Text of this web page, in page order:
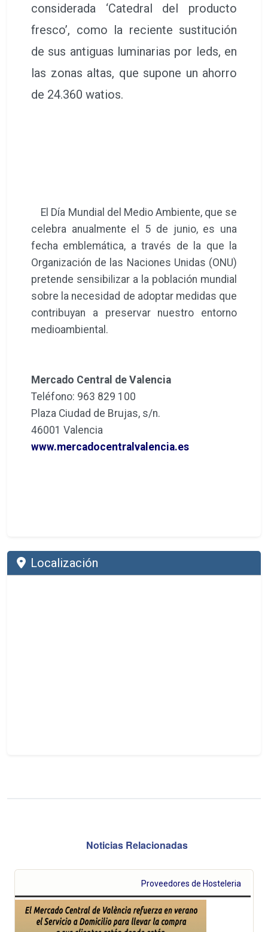
considerada ‘Catedral del producto
fresco’, como la reciente sustitución
de sus antiguas luminarias por leds, en
las zonas altas, que supone un ahorro
de 24.360 watios.
El Día Mundial del Medio Ambiente, que se
celebra anualmente el 5 de junio, es una
fecha emblemática, a través de la que la
Organización de las Naciones Unidas (ONU)
pretende sensibilizar a la población mundial
sobre la necesidad de adoptar medidas que
contribuyan a preservar nuestro entorno
medioambiental.
Mercado Central de Valencia
Teléfono: 963 829 100
Plaza Ciudad de Brujas, s/n.
46001 Valencia
www.mercadocentralvalencia.es
Localización
Noticias Relacionadas
Proveedores de Hosteleria